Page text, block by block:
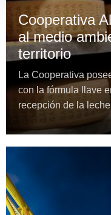
Cooperativa
al medio
territorio
La Cooperativa
con la fórmula llave
recepción de la